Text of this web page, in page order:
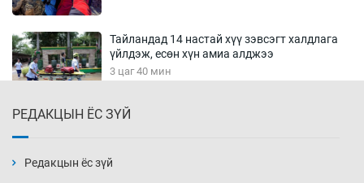
Тайландад 14 настай хүү зэвсэгт халдлага
үйлдэж, есөн хүн амиа алджээ
3 цаг 40 мин
РЕДАКЦЫН ЁС ЗҮЙ
Редакцын ёс зүй